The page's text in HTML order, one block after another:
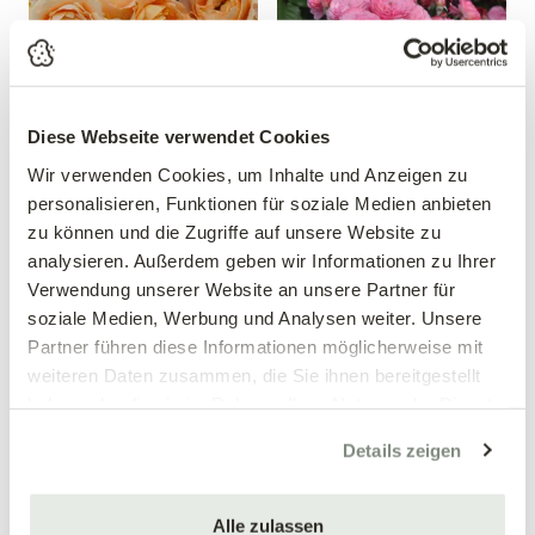
Diese Webseite verwendet Cookies
Wir verwenden Cookies, um Inhalte und Anzeigen zu
personalisieren, Funktionen für soziale Medien anbieten
zu können und die Zugriffe auf unsere Website zu
analysieren. Außerdem geben wir Informationen zu Ihrer
Verwendung unserer Website an unsere Partner für
soziale Medien, Werbung und Analysen weiter. Unsere
Partner führen diese Informationen möglicherweise mit
weiteren Daten zusammen, die Sie ihnen bereitgestellt
Details zeigen
Alle zulassen
Beetrose 'Dolce Vita'®
Rosa 'Dolce Vita'®
12,99 €
mehrere Varianten verfügbar!
Essbare Rose 'Theo
Clevers'®
Rosa 'Theo Clevers'®
14,99 €
mehrere Varianten verfügbar!